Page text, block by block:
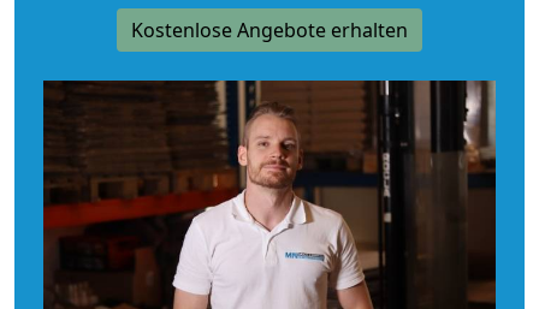
Kostenlose Angebote erhalten